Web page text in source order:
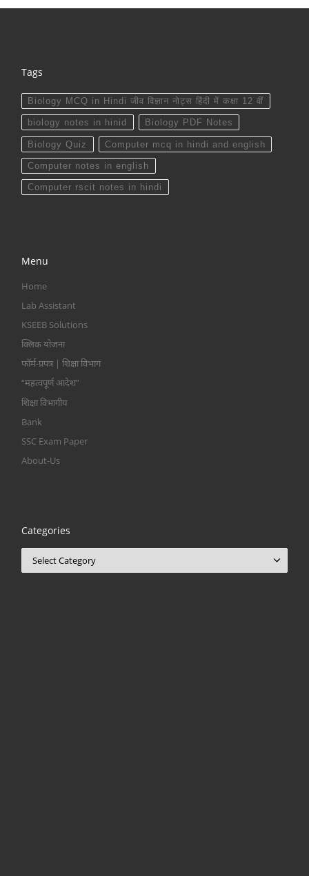
Tags
Biology MCQ in Hindi जीव विज्ञान नोट्स हिंदी में कक्षा 12 वीं
biology notes in hinid Biology PDF Notes
Biology Quiz Computer mcq in hindi and english
Computer notes in english
Computer rscit notes in hindi
Menu
Home
Lab Assistant
KSEEB Solutions
क्लिक योजना
फॉर्म-प्रपत्र | शिक्षा विभाग
“महत्वपूर्ण आदेश”
शिक्षा विभागीय
Bank
SSC Exam Paper
About-Us
Categories